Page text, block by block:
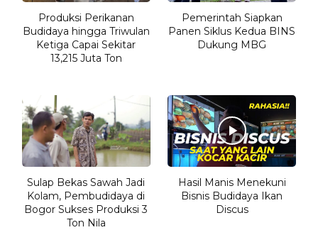
Produksi Perikanan
Budidaya hingga Triwulan
Ketiga Capai Sekitar
13,215 Juta Ton
Pemerintah Siapkan
Panen Siklus Kedua BINS
Dukung MBG
Sulap Bekas Sawah Jadi
Kolam, Pembudidaya di
Bogor Sukses Produksi 3
Ton Nila
Hasil Manis Menekuni
Bisnis Budidaya Ikan
Discus